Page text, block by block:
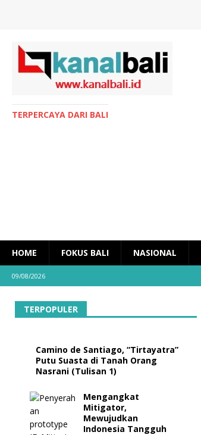
TERPERCAYA DARI BALI
HOME FOKUS BALI NASIONAL
09/08/2026
TERPOPULER
Camino de Santiago, “Tirtayatra”
Putu Suasta di Tanah Orang
Nasrani (Tulisan 1)
Mengangkat
Mitigator,
Mewujudkan
Indonesia Tangguh